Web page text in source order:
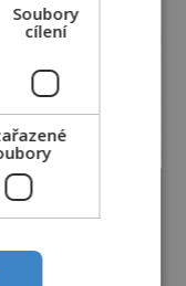
Soubory
cílení